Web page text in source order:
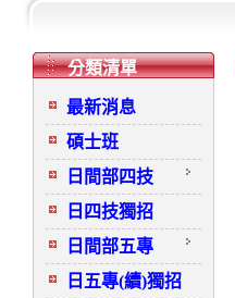
分類清單
最新消息
碩士班
日間部四技
日四技獨招
日間部五專
日五專(續)獨招